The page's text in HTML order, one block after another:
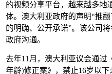
的视频分享平台，越来越多地
体。澳大利亚政府的声明“推
的明确、公开承诺”。该公司
政府沟通。
去年11月，澳大利亚议会通过
年龄)修正案》，禁止16岁以